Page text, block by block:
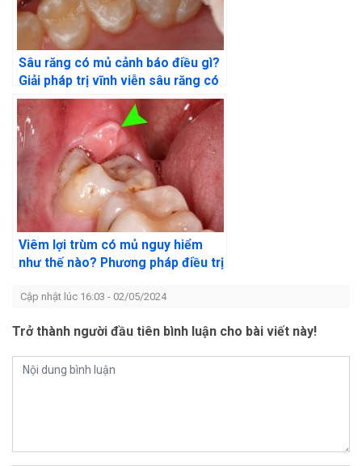
Sâu răng có mủ cảnh báo điều gì?
Giải pháp trị vĩnh viễn sâu răng có
mủ
Viêm lợi trùm có mủ nguy hiểm
như thế nào? Phương pháp điều trị
Cập nhật lúc 16:03 - 02/05/2024
Trở thành người đầu tiên bình luận cho bài viết này!